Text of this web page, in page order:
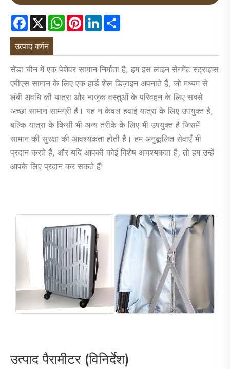
Facebook
X WhatsApp
PinterestLinkedIn
उत्पाद वर्णन
सेंडा चीन में एक पेशेवर सामान निर्माता है, हम इस लाइन सेगमेंट स्ट्राइप्स
एबीएस सामान के लिए एक हार्ड शेल डिज़ाइन अपनाते हैं, जो मध्यम से
लंबी अवधि की यात्रा और नाजुक वस्तुओं के परिवहन के लिए सबसे
अच्छा सामान सामग्री है। यह न केवल हवाई यात्रा के लिए उपयुक्त है,
बल्कि यात्रा के किसी भी अन्य तरीके के लिए भी उपयुक्त है जिसमें
सामान की सुरक्षा की आवश्यकता होती है। हम अनुकूलित सेवाएँ भी
प्रदान करते हैं, और यदि आपकी कोई विशेष आवश्यकता है, तो हम उन्हें
आपके लिए प्रदान कर सकते हैं!
उत्पाद पैरामीटर (विनिर्देश)